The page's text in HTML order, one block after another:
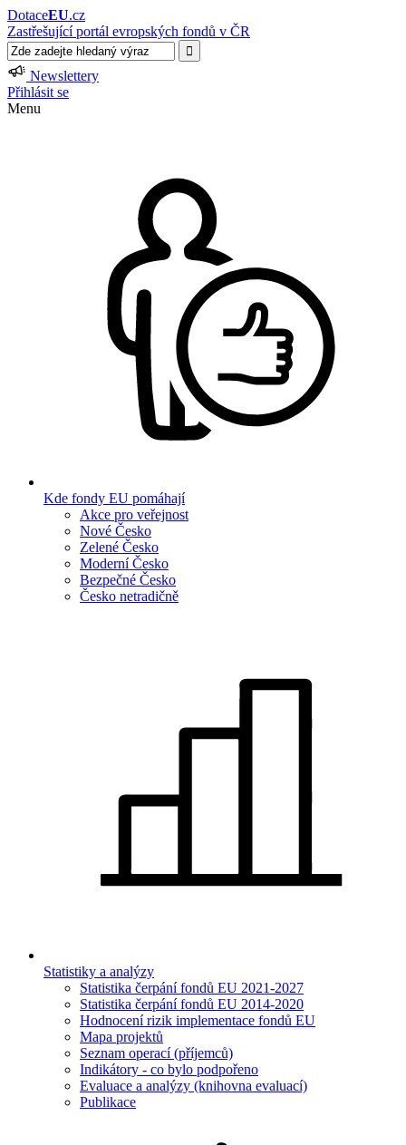
DotaceEU.cz
Zastřešující portál evropských fondů v ČR
Newslettery
Přihlásit se
Menu
Kde fondy EU pomáhají
Akce pro veřejnost
Nové Česko
Zelené Česko
Moderní Česko
Bezpečné Česko
Česko netradičně
Statistiky a analýzy
Statistika čerpání fondů EU 2021-2027
Statistika čerpání fondů EU 2014-2020
Hodnocení rizik implementace fondů EU
Mapa projektů
Seznam operací (příjemců)
Indikátory - co bylo podpořeno
Evaluace a analýzy (knihovna evaluací)
Publikace